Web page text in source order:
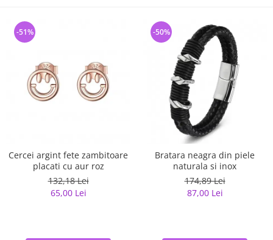
Cercei argint fete zambitoare
placati cu aur roz
132,18 Lei
65,00 Lei
-51%
Bratara neagra din piele
naturala si inox
174,89 Lei
87,00 Lei
-50%